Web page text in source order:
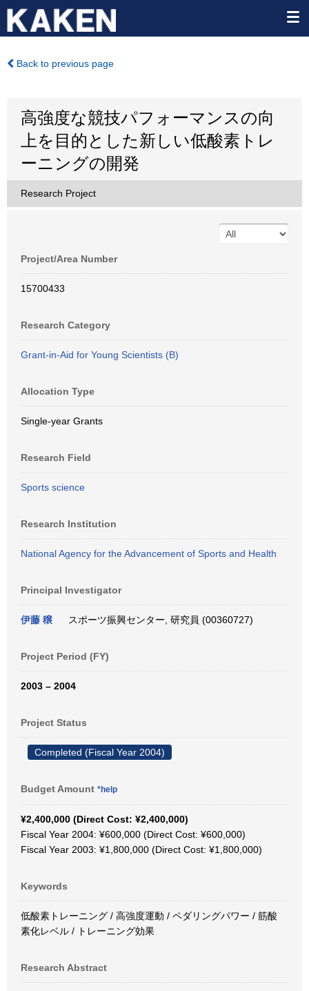
Back to previous page
高強度な競技パフォーマンスの向
上を目的とした新しい低酸素トレ
ーニングの開発
Research Project
Project/Area Number
15700433
Research Category
Grant-in-Aid for Young Scientists (B)
Allocation Type
Single-year Grants
Research Field
Sports science
Research Institution
National Agency for the Advancement of Sports and Health
Principal Investigator
伊藤 穣 スポーツ振興センター, 研究員 (00360727)
Project Period (FY)
2003 – 2004
Project Status
Completed (Fiscal Year 2004)
Budget Amount *help
¥2,400,000 (Direct Cost: ¥2,400,000)
Fiscal Year 2004: ¥600,000 (Direct Cost: ¥600,000)
Fiscal Year 2003: ¥1,800,000 (Direct Cost: ¥1,800,000)
Keywords
低酸素トレーニング / 高強度運動 / ペダリングパワー / 筋酸
素化レベル / トレーニング効果
Research Abstract